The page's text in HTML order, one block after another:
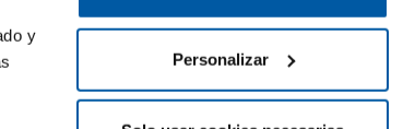
y
Personalizar